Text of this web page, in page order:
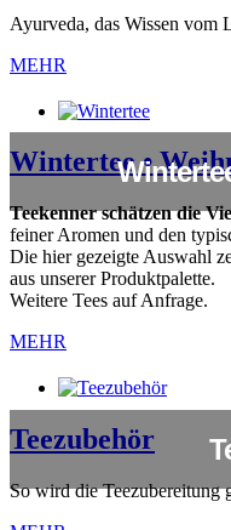
Ayurveda, das Wissen vom
MEHR
Wintertee •
Teekenner schätzen die
feiner Aromen und den
Die hier gezeigte Auswahl
aus unserer Produktpalette.
Weitere Tees auf Anfrage.
MEHR
Teezubehör
So wird die Teezubereitung